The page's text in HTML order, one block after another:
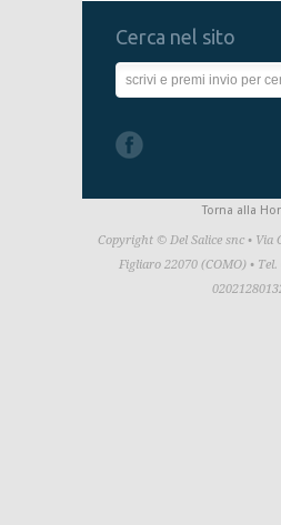
Cerca nel sito
Torna alla
Copyright © Del Salice snc • Via
Figliaro 22070 (COMO) • Tel.